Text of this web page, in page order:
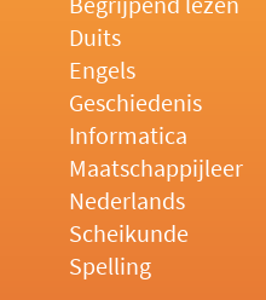
Duits
Engels
Geschiedenis
Informatica
Maatschappijleer
Nederlands
Scheikunde
Spelling